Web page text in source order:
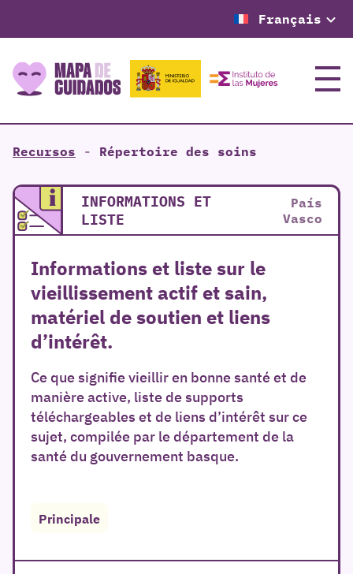
Français
Menu
Recursos - Répertoire des soins
INFORMATIONS ET
LISTE
País
Vasco
Informations et liste sur le
vieillissement actif et sain,
matériel de soutien et liens
d’intérêt.
Ce que signifie vieillir en bonne santé et de
manière active, liste de supports
téléchargeables et de liens d’intérêt sur ce
sujet, compilée par le département de la
santé du gouvernement basque.
Principale